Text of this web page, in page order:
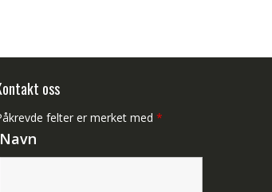
oss
felter er merket med *
Navn